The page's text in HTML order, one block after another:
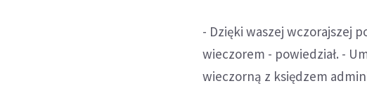
- Dzięki waszej wczorajszej
wieczorem - powiedział. -
wieczorną z księdzem